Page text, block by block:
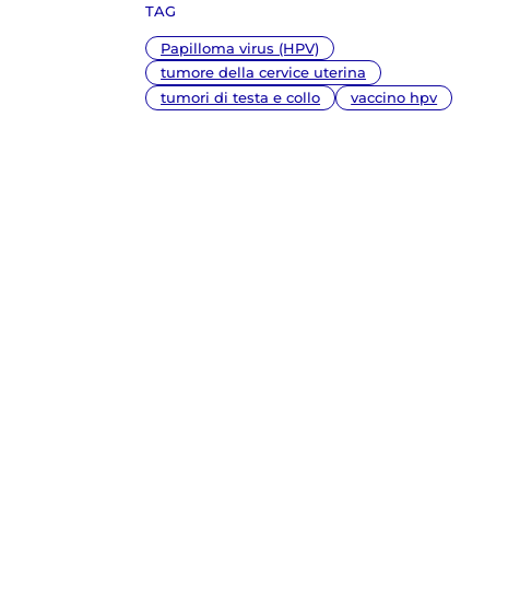
Copia link
TAG
Papilloma virus (HPV)
tumore della cervice uterina
tumori di testa e collo
vaccino hpv